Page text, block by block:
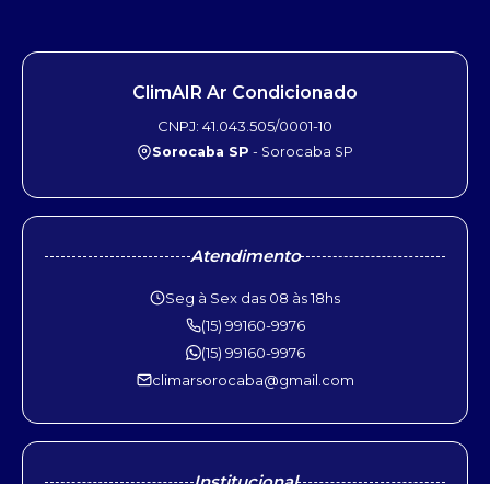
ClimAIR Ar Condicionado
CNPJ: 41.043.505/0001-10
Sorocaba SP - Sorocaba SP
Atendimento
Seg à Sex das 08 às 18hs
(15) 99160-9976
(15) 99160-9976
climarsorocaba@gmail.com